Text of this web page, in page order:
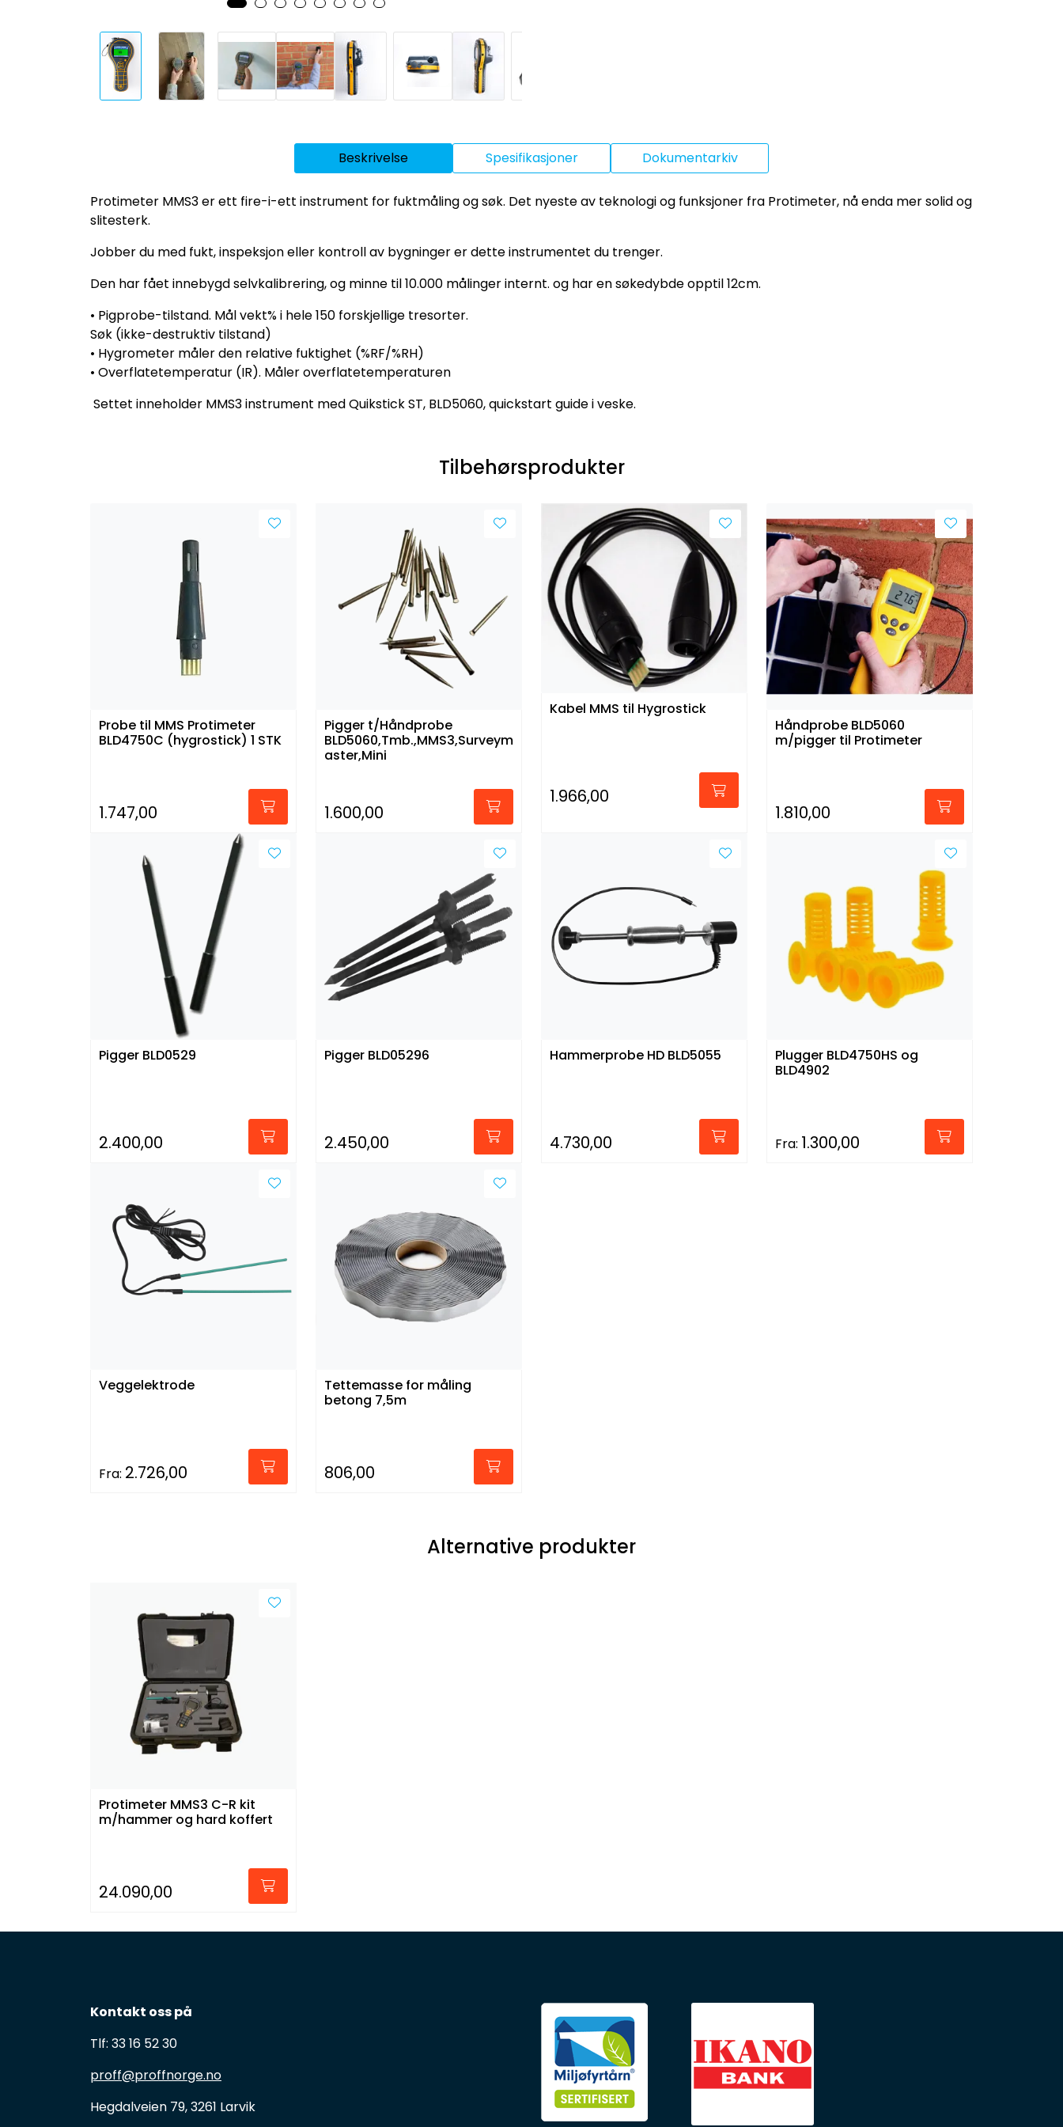
Beskrivelse Spesifikasjoner Dokumentarkiv
Protimeter MMS3 er ett fire-i-ett instrument for fuktmåling og søk. Det nyeste av teknologi og funksjoner fra Protimeter, nå enda mer solid og
slitesterk.
Jobber du med fukt, inspeksjon eller kontroll av bygninger er dette instrumentet du trenger.
Den har fået innebygd selvkalibrering, og minne til 10.000 målinger internt. og har en søkedybde opptil 12cm.
• Pigprobe-tilstand. Mål vekt% i hele 150 forskjellige tresorter.
Søk (ikke-destruktiv tilstand)
• Hygrometer måler den relative fuktighet (%RF/%RH)
• Overflatetemperatur (IR). Måler overflatetemperaturen
Settet inneholder MMS3 instrument med Quikstick ST, BLD5060, quickstart guide i veske.
Tilbehørsprodukter
Probe til MMS Protimeter
BLD4750C (hygrostick) 1 STK
1.747,00
Pigger t/Håndprobe
BLD5060,Tmb.,MMS3,Surveym
aster,Mini
1.600,00
Kabel MMS til Hygrostick
1.966,00
Håndprobe BLD5060
m/pigger til Protimeter
1.810,00
Pigger BLD0529
2.400,00
Pigger BLD05296
2.450,00
Hammerprobe HD BLD5055
4.730,00
Plugger BLD4750HS og
BLD4902
Fra: 1.300,00
Veggelektrode
Fra: 2.726,00
Tettemasse for måling
betong 7,5m
806,00
Alternative produkter
Protimeter MMS3 C-R kit
m/hammer og hard koffert
24.090,00
Kontakt oss på
Tlf: 33 16 52 30
proff@proffnorge.no
Hegdalveien 79, 3261 Larvik